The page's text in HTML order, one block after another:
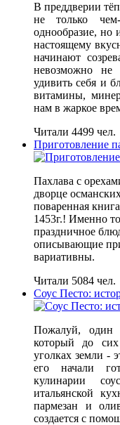
В преддверии
не только
однообразие, но
настоящему
начинают
невозможно не
удивить себя и
витамины,
нам в жаркое
Читали 4499 чел.
Приготовление
Пахлава с
дворце
поваренная
1453г.! Именно
праздничное
описывающие
вариативны.
Читали 5084 чел.
Соус Песто:
Пожалуй, один
который до
уголках земли -
его начали
кулинарии
итальянской
пармезан и
создается с